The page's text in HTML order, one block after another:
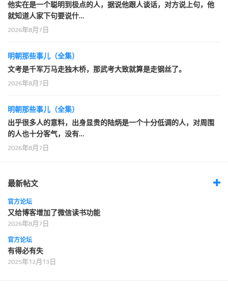
他实在是一个聪明到极点的人，据说他跟人谈话，对方说上句，他
就知道人家下句要说什…
2026年8月7日
明朝那些事儿（全集）
文考是千军万马走独木桥，那武考大致就算是走钢丝了。
2026年8月7日
明朝那些事儿（全集）
出乎很多人的意料，出身显贵的陆炳是一个十分低调的人，对周围
的人也十分客气，没有…
2026年8月7日
最新帖文
官方论坛
又给博客增加了微信读书功能
2026年8月7日
官方论坛
有得必有失
2025年12月13日